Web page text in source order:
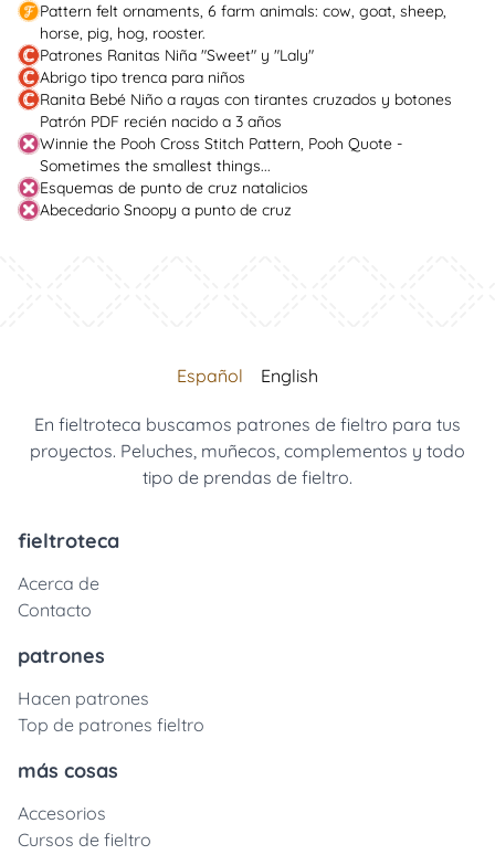
Pattern felt ornaments, 6 farm animals: cow, goat, sheep,
horse, pig, hog, rooster.
Patrones Ranitas Niña "Sweet" y "Laly"
Abrigo tipo trenca para niños
Ranita Bebé Niño a rayas con tirantes cruzados y botones
Patrón PDF recién nacido a 3 años
Winnie the Pooh Cross Stitch Pattern, Pooh Quote -
Sometimes the smallest things...
Esquemas de punto de cruz natalicios
Abecedario Snoopy a punto de cruz
Español English
En fieltroteca buscamos patrones de fieltro para tus
proyectos. Peluches, muñecos, complementos y todo
tipo de prendas de fieltro.
fieltroteca
Acerca de
Contacto
patrones
Hacen patrones
Top de patrones fieltro
más cosas
Accesorios
Cursos de fieltro